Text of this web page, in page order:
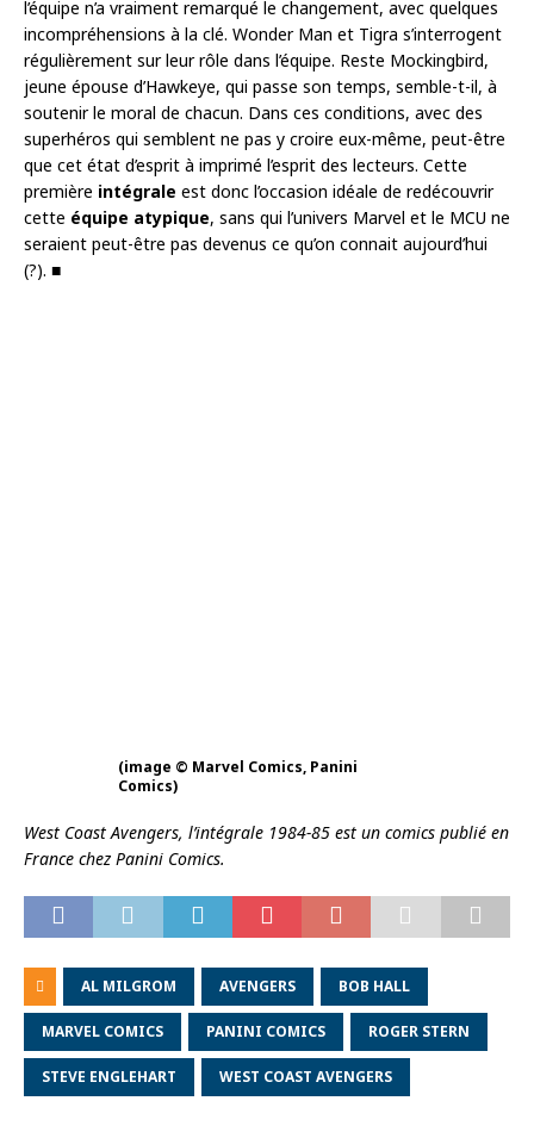
l’équipe n’a vraiment remarqué le changement, avec quelques
incompréhensions à la clé. Wonder Man et Tigra s’interrogent
régulièrement sur leur rôle dans l’équipe. Reste Mockingbird,
jeune épouse d’Hawkeye, qui passe son temps, semble-t-il, à
soutenir le moral de chacun. Dans ces conditions, avec des
superhéros qui semblent ne pas y croire eux-même, peut-être
que cet état d’esprit à imprimé l’esprit des lecteurs. Cette
première intégrale est donc l’occasion idéale de redécouvrir
cette équipe atypique, sans qui l’univers Marvel et le MCU ne
seraient peut-être pas devenus ce qu’on connait aujourd’hui
(?). ■
(image © Marvel Comics, Panini
Comics)
West Coast Avengers, l’intégrale 1984-85 est un comics publié en
France chez Panini Comics.
AL MILGROM AVENGERS BOB HALL
MARVEL COMICS PANINI COMICS ROGER STERN
STEVE ENGLEHART WEST COAST AVENGERS